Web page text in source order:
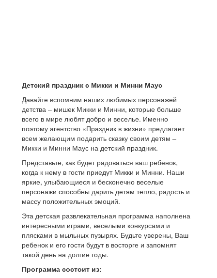
Детский праздник с Микки и Минни Маус
Давайте вспомним наших любимых персонажей
детства – мишек Микки и Минни, которые больше
всего в мире любят добро и веселье. Именно
поэтому агентство «Праздник в жизни» предлагает
всем желающим подарить сказку своим детям –
Микки и Минни Маус на детский праздник.
Представьте, как будет радоваться ваш ребенок,
когда к нему в гости приедут Микки и Минни. Наши
яркие, улыбающиеся и бесконечно веселые
персонажи способны дарить детям тепло, радость и
массу положительных эмоций.
Эта детская развлекательная программа наполнена
интересными играми, веселыми конкурсами и
плясками в мыльных пузырях. Будьте уверены, Ваш
ребенок и его гости будут в восторге и запомнят
такой день на долгие годы.
Программа состоит из: